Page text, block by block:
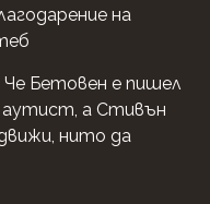
на
Че Бетовен е пишел
аутист, а Стивън
нито да